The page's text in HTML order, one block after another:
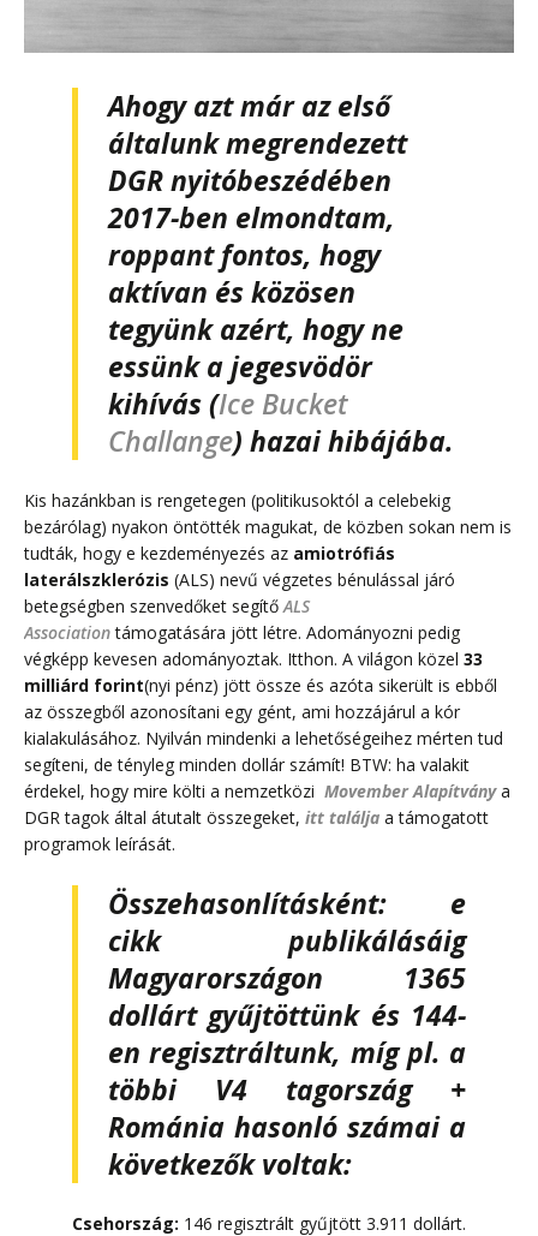
Ahogy azt már az első
általunk megrendezett
DGR nyitóbeszédében
2017-ben elmondtam,
roppant fontos, hogy
aktívan és közösen
tegyünk azért, hogy ne
essünk a jegesvödör
kihívás (Ice Bucket
Challange) hazai hibájába.
Kis hazánkban is rengetegen (politikusoktól a celebekig
bezárólag) nyakon öntötték magukat, de közben sokan nem is
tudták, hogy e kezdeményezés az amiotrófiás
laterálszklerózis (ALS) nevű végzetes bénulással járó
betegségben szenvedőket segítő ALS
Associationtámogatására jött létre. Adományozni pedig
végképp kevesen adományoztak. Itthon. A világon közel 33
milliárd forint(nyi pénz) jött össze és azóta sikerült is ebből
az összegből azonosítani egy gént, ami hozzájárul a kór
kialakulásához. Nyilván mindenki a lehetőségeihez mérten tud
segíteni, de tényleg minden dollár számít! BTW: ha valakit
érdekel, hogy mire költi a nemzetközi Movember Alapítványa
DGR tagok által átutalt összegeket, itt találja a támogatott
programok leírását.
Összehasonlításként: e
cikk publikálásáig
Magyarországon 1365
dollárt gyűjtöttünk és 144-
en regisztráltunk, míg pl. a
többi V4 tagország +
Románia hasonló számai a
következők voltak:
Csehország: 146 regisztrált gyűjtött 3.911 dollárt.